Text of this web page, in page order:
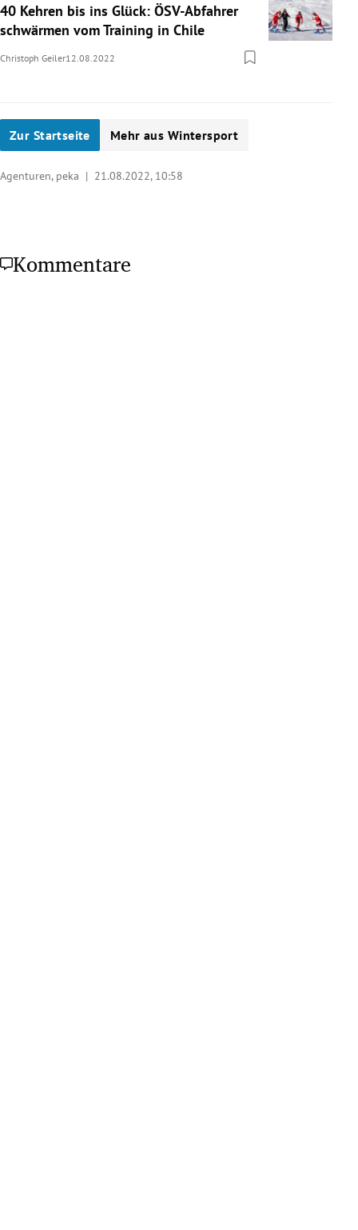
40 Kehren bis ins Glück: ÖSV-Abfahrer
schwärmen vom Training in Chile
Christoph Geiler12.08.2022
Zur Startseite Mehr aus Wintersport
Agenturen, peka | 21.08.2022, 10:58
Kommentare